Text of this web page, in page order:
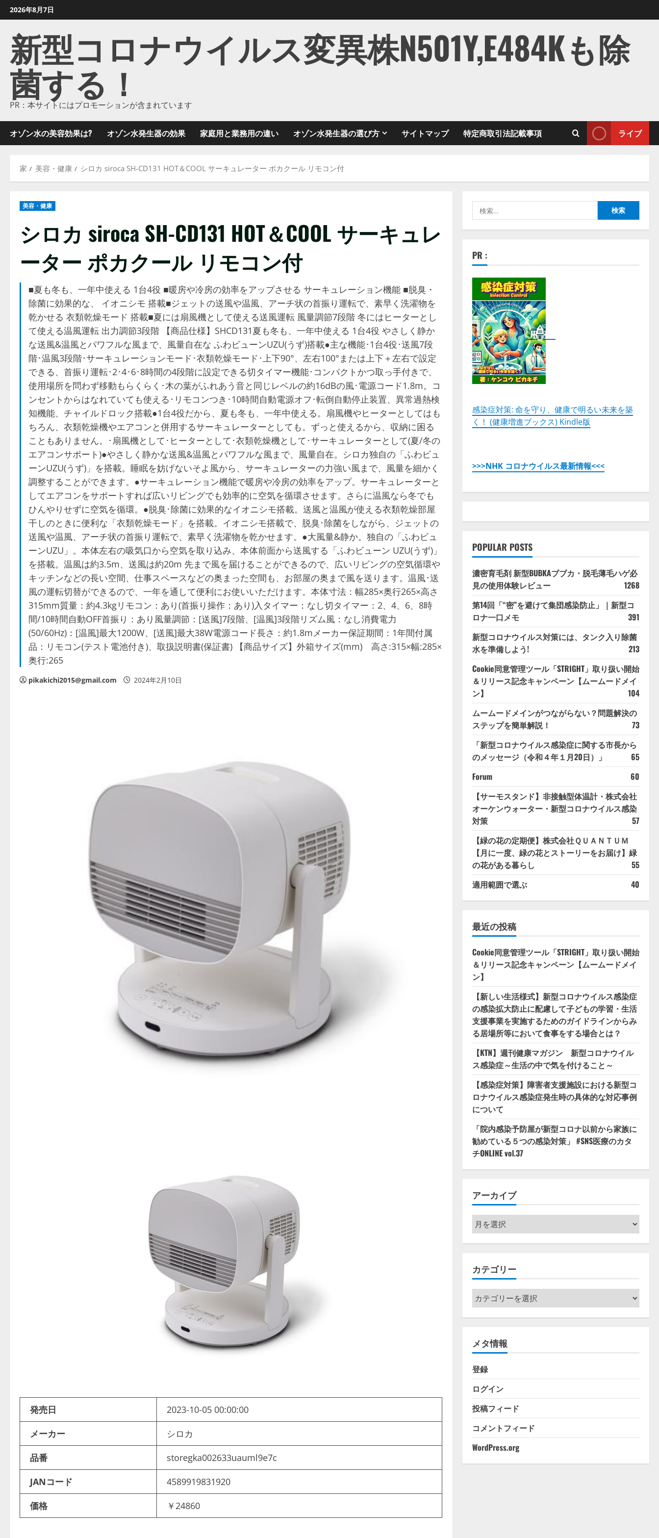
ン
2026年8月7日
新型コロナウイルス変異株N501Y,E484Kも除
菌する！
PR：本サイトにはプロモーションが含まれています
オゾン水の美容効果は? オゾン水発生器の効果 家庭用と業務用の違い オゾン水発生器の選び方 サイトマップ 特定商取引法記載事項 ライブ
家 美容・健康 シロカ siroca SH-CD131 HOT＆COOL サーキュレーター ポカクール リモコン付
美容・健康
シロカ siroca SH-CD131 HOT＆COOL サーキュレ
ーター ポカクール リモコン付
■夏も冬も、一年中使える 1台4役 ■暖房や冷房の効率をアップさせる サーキュレーション機能 ■脱臭・
除菌に効果的な、 イオニシモ 搭載■ジェットの送風や温風、アーチ状の首振り運転で、素早く洗濯物を
乾かせる 衣類乾燥モード 搭載■夏には扇風機として使える送風運転 風量調節7段階 冬にはヒーターとし
て使える温風運転 出力調節3段階 【商品仕様】SHCD131夏も冬も、一年中使える 1台4役 やさしく静か
な送風&温風とパワフルな風まで、風量自在な ふわビューンUZU(うず)搭載●主な機能･1台4役･送風7段
階･温風3段階･サーキュレーションモード･衣類乾燥モード･上下90°、左右100°または上下＋左右で設定
できる、首振り運転･2･4･6･8時間の4段階に設定できる切タイマー機能･コンパクトかつ取っ手付きで、
使用場所を問わず移動もらくらく･木の葉がふれあう音と同じレベルの約16dBの風･電源コード1.8m。コ
ンセントからはなれていても使える･リモコンつき･10時間自動電源オフ･転倒自動停止装置、異常過熱検
知機能、チャイルドロック搭載●1台4役だから、夏も冬も、一年中使える。扇風機やヒーターとしてはも
ちろん、衣類乾燥機やエアコンと併用するサーキュレーターとしても。ずっと使えるから、収納に困る
こともありません。･扇風機として･ヒーターとして･衣類乾燥機として･サーキュレーターとして(夏/冬の
エアコンサポート)●やさしく静かな送風&温風とパワフルな風まで、風量自在。シロカ独自の「ふわビュ
ーンUZU(うず)」を搭載。睡眠を妨げないそよ風から、サーキュレーターの力強い風まで、風量を細かく
調整することができます。●サーキュレーション機能で暖房や冷房の効率をアップ。サーキュレーターと
してエアコンをサポートすれば広いリビングでも効率的に空気を循環させます。さらに温風なら冬でも
ひんやりせずに空気を循環。●脱臭･除菌に効果的なイオニシモ搭載。送風と温風が使える衣類乾燥部屋
干しのときに便利な「衣類乾燥モード」を搭載。イオニシモ搭載で、脱臭･除菌をしながら、ジェットの
送風や温風、アーチ状の首振り運転で、素早く洗濯物を乾かせます。●大風量&静か。独自の「ふわビュ
ーンUZU」。本体左右の吸気口から空気を取り込み、本体前面から送風する「ふわビューン UZU(うず)」
を搭載。温風は約3.5m、送風は約20m 先まで風を届けることができるので、広いリビングの空気循環や
キッチンなどの長い空間、仕事スペースなどの奥まった空間も、お部屋の奥まで風を送ります。温風･送
風の運転切替ができるので、一年を通して便利にお使いいただけます。本体寸法：幅285×奥行265×高さ
315mm質量：約4.3kgリモコン：あり(首振り操作：あり)入タイマー：なし切タイマー：2、4、6、8時
間/10時間自動OFF首振り：あり風量調節：[送風]7段階、[温風]3段階リズム風：なし消費電力
(50/60Hz)：[温風]最大1200W、[送風]最大38W電源コード長さ：約1.8mメーカー保証期間：1年間付属
品：リモコン(テスト電池付き)、取扱説明書(保証書) 【商品サイズ】外箱サイズ(mm) 高さ:315×幅:285×
奥行:265
pikakichi2015@gmail.com 2024年2月10日
発売日 2023-10-05 00:00:00
メーカー シロカ
品番 storegka002633uauml9e7c
JANコード 4589919831920
価格 ￥24860
索:
PR :
感染症対策: 命を守り、健康で明るい未来を築
く！ (健康増進ブックス) Kindle版
>>>NHK コロナウイルス最新情報<<<
POPULAR POSTS
濃密育毛剤 新型BUBKAブブカ・脱毛薄毛ハゲ必
見の使用体験レビュー
1268
第14回「“密”を避けて集団感染防止」｜新型コ
ロナ一口メモ
391
新型コロナウイルス対策には、タンク入り除菌
水を準備しよう!
213
Cookie同意管理ツール「STRIGHT」取り扱い開始
＆リリース記念キャンペーン【ムームードメイ
ン】
104
ムームードメインがつながらない？問題解決の
ステップを簡単解説！
73
「新型コロナウイルス感染症に関する市長から
のメッセージ（令和４年１月20日）」
65
Forum
60
【サーモスタンド】非接触型体温計・株式会社
オーケンウォーター・新型コロナウイルス感染
対策
57
【緑の花の定期便】株式会社ＱＵＡＮＴＵＭ
【月に一度、緑の花とストーリーをお届け】緑
の花がある暮らし
55
適用範囲で選ぶ
40
最近の投稿
Cookie同意管理ツール「STRIGHT」取り扱い開始
＆リリース記念キャンペーン【ムームードメイ
ン】
【新しい生活様式】新型コロナウイルス感染症
の感染拡大防止に配慮して子どもの学習・生活
支援事業を実施するためのガイドラインからみ
る居場所等において食事をする場合とは？
【KTN】週刊健康マガジン 新型コロナウイル
ス感染症～生活の中で気を付けること～
【感染症対策】障害者支援施設における新型コ
ロナウイルス感染症発生時の具体的な対応事例
について
「院内感染予防屋が新型コロナ以前から家族に
勧めている５つの感染対策」 #SNS医療のカタ
チONLINE vol.37
アーカイブ
ア
ー
カ
ブ
カテゴリー
カ
テ
ゴ
ー
メタ情報
登録
ログイン
投稿フィード
コメントフィード
WordPress.org